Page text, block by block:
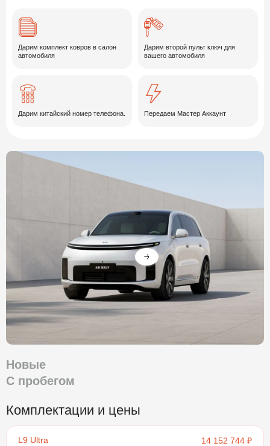
Дарим комплект ковров в салон
автомобиля
Дарим второй пульт ключ для
вашего автомобиля
Дарим китайский номер телефона. Передаем Мастер Аккаунт
Новые
С пробегом
Комплектации и цены
L9 Ultra 14 152 744 ₽